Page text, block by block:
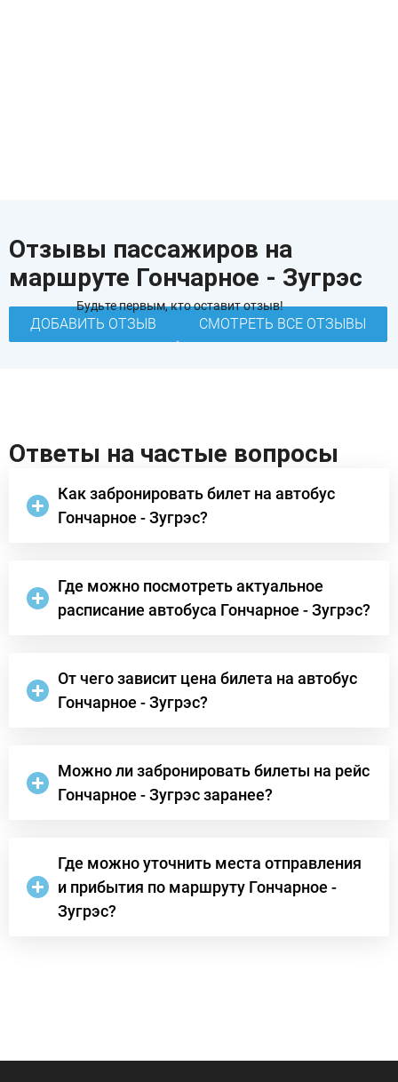
Отзывы пассажиров на
маршруте Гончарное - Зугрэс
Будьте первым, кто оставит отзыв!
ДОБАВИТЬ ОТЗЫВ СМОТРЕТЬ ВСЕ ОТЗЫВЫ
Ответы на частые вопросы
Как забронировать билет на автобус
Гончарное - Зугрэс?
Где можно посмотреть актуальное
расписание автобуса Гончарное - Зугрэс?
От чего зависит цена билета на автобус
Гончарное - Зугрэс?
Можно ли забронировать билеты на рейс
Гончарное - Зугрэс заранее?
Где можно уточнить места отправления
и прибытия по маршруту Гончарное -
Зугрэс?